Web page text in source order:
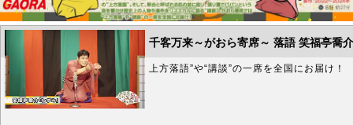
千客万来～がおら寄席～ 落語 笑福亭喬
上方落語”や“講談”の一席を全国にお届け